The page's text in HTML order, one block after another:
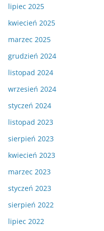
lipiec 2025
kwiecień 2025
marzec 2025
grudzień 2024
listopad 2024
wrzesień 2024
styczeń 2024
listopad 2023
sierpień 2023
kwiecień 2023
marzec 2023
styczeń 2023
sierpień 2022
lipiec 2022